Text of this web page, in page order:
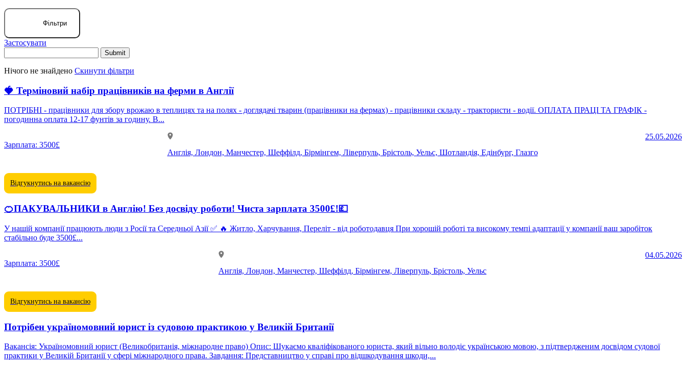
Фільтри
Застосувати
Нічого не знайдено Скинути фільтри
🍓 Терміновий набір працівників на ферми в Англії
ПОТРІБНІ - працівники для збору врожаю в теплицях та на полях - доглядачі тварин (працівники на фермах) - працівники складу - трактористи - водії. ОПЛАТА ПРАЦІ ТА ГРАФІК -
погодинна оплата 12-17 фунтів за годину. В...
Зарплата: 3500£
Англія, Лондон, Манчестер, Шеффілд, Бірмінгем, Ліверпуль, Брістоль, Уельс, Шотландія, Едінбург, Глазго
25.05.2026
Відгукнутись на вакансію
🍊ПАКУВАЛЬНИКИ в Англію! Без досвіду роботи! Чиста зарплата 3500£!💷
У нашій компанії працюють люди з Росії та Середньої Азії ✅ 🔥 Житло, Харчування, Переліт - від роботодавця При хорошій роботі та високому темпі адаптації у компанії ваш заробіток
стабільно буде 3500£...
Зарплата: 3500£
Англія, Лондон, Манчестер, Шеффілд, Бірмінгем, Ліверпуль, Брістоль, Уельс
04.05.2026
Відгукнутись на вакансію
Потрібен україномовний юрист із судовою практикою у Великій Британії
Вакансія: Україномовний юрист (Великобританія, міжнародне право) Опис: Шукаємо кваліфікованого юриста, який вільно володіє українською мовою, з підтвердженим досвідом судової
практики у Великій Британії у сфері міжнародного права. Завдання: Представництво у справі про відшкодування шкоди,...